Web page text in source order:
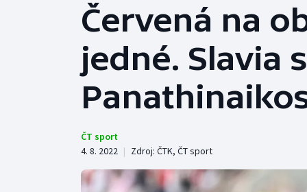
Hokej
Tenis
Atletika
Baseball a softbal
Basketbal
Biatlon
Červená na
jedné. Slavia
ČT sport
4. 8. 2022 | Zdroj: ČTK, ČT sport